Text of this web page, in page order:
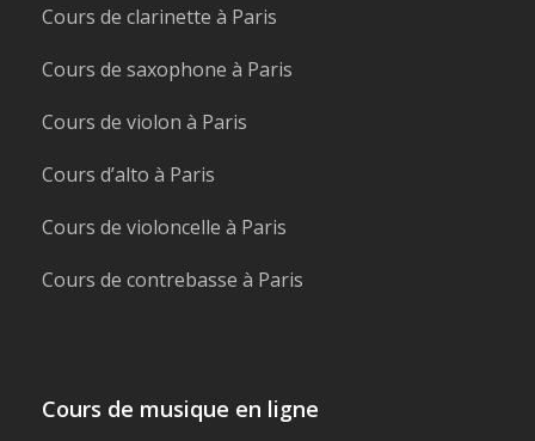
Cours de clarinette à Paris
Cours de saxophone à Paris
Cours de violon à Paris
Cours d’alto à Paris
Cours de violoncelle à Paris
Cours de contrebasse à Paris
Cours de musique en ligne